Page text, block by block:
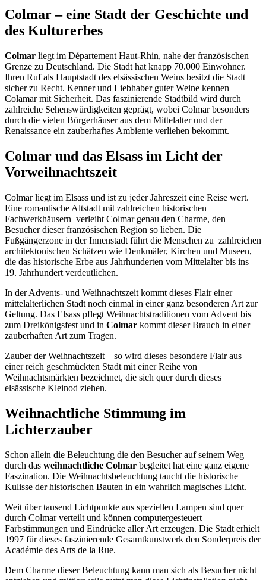
Colmar – eine Stadt der Geschichte und
des Kulturerbes
Colmar liegt im Département Haut-Rhin, nahe der französischen
Grenze zu Deutschland. Die Stadt hat knapp 70.000 Einwohner.
Ihren Ruf als Hauptstadt des elsässischen Weins besitzt die Stadt
sicher zu Recht. Kenner und Liebhaber guter Weine kennen
Colamar mit Sicherheit. Das faszinierende Stadtbild wird durch
zahlreiche Sehenswürdigkeiten geprägt, wobei Colmar besonders
durch die vielen Bürgerhäuser aus dem Mittelalter und der
Renaissance ein zauberhaftes Ambiente verliehen bekommt.
Colmar und das Elsass im Licht der
Vorweihnachtszeit
Colmar liegt im Elsass und ist zu jeder Jahreszeit eine Reise wert.
Eine romantische Altstadt mit zahlreichen historischen
Fachwerkhäusern verleiht Colmar genau den Charme, den
Besucher dieser französischen Region so lieben. Die
Fußgängerzone in der Innenstadt führt die Menschen zu zahlreichen
architektonischen Schätzen wie Denkmäler, Kirchen und Museen,
die das historische Erbe aus Jahrhunderten vom Mittelalter bis ins
19. Jahrhundert verdeutlichen.
In der Advents- und Weihnachtszeit kommt dieses Flair einer
mittelalterlichen Stadt noch einmal in einer ganz besonderen Art zur
Geltung. Das Elsass pflegt Weihnachtstraditionen vom Advent bis
zum Dreikönigsfest und in Colmar kommt dieser Brauch in einer
zauberhaften Art zum Tragen.
Zauber der Weihnachtszeit – so wird dieses besondere Flair aus
einer reich geschmückten Stadt mit einer Reihe von
Weihnachtsmärkten bezeichnet, die sich quer durch dieses
elsässische Kleinod ziehen.
Weihnachtliche Stimmung im
Lichterzauber
Schon allein die Beleuchtung die den Besucher auf seinem Weg
durch das weihnachtliche Colmar begleitet hat eine ganz eigene
Faszination. Die Weihnachtsbeleuchtung taucht die historische
Kulisse der historischen Bauten in ein wahrlich magisches Licht.
Weit über tausend Lichtpunkte aus speziellen Lampen sind quer
durch Colmar verteilt und können computergesteuert
Farbstimmungen und Eindrücke aller Art erzeugen. Die Stadt erhielt
1997 für dieses faszinierende Gesamtkunstwerk den Sonderpreis der
Académie des Arts de la Rue.
Dem Charme dieser Beleuchtung kann man sich als Besucher nicht